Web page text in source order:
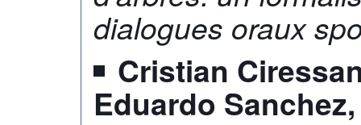
dialogues oraux
Cristian
Eduardo